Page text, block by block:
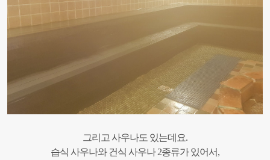
그리고 사우나도 있는데요.
습식 사우나와 건식 사우나 2종류가 있어서,